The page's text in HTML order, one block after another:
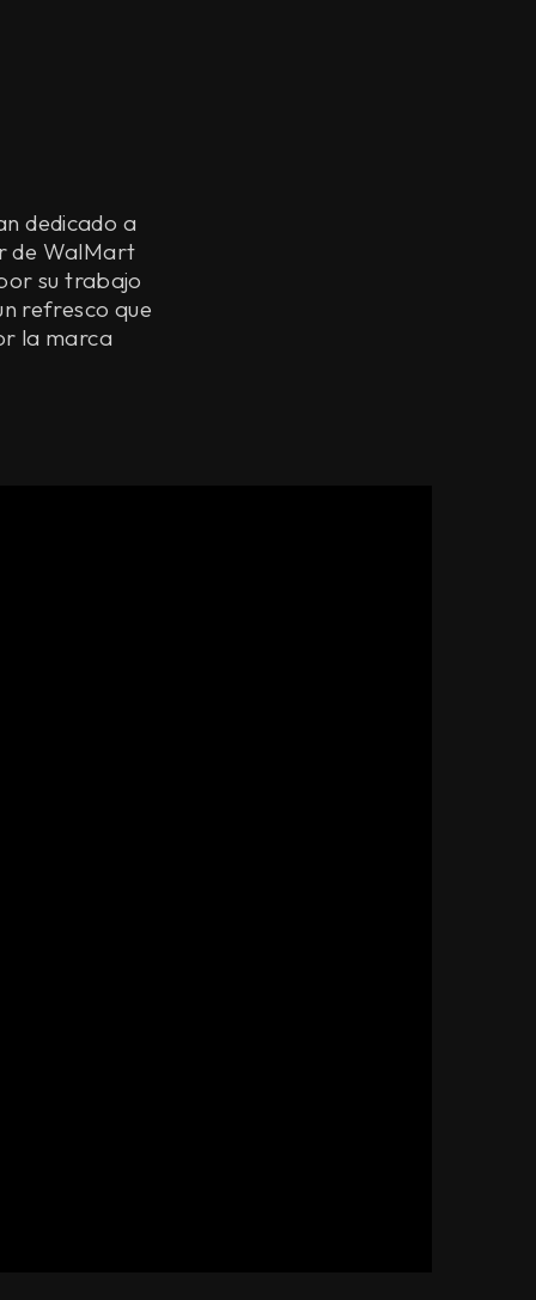
dedicado a
de WalMart
su trabajo
refresco que
la marca